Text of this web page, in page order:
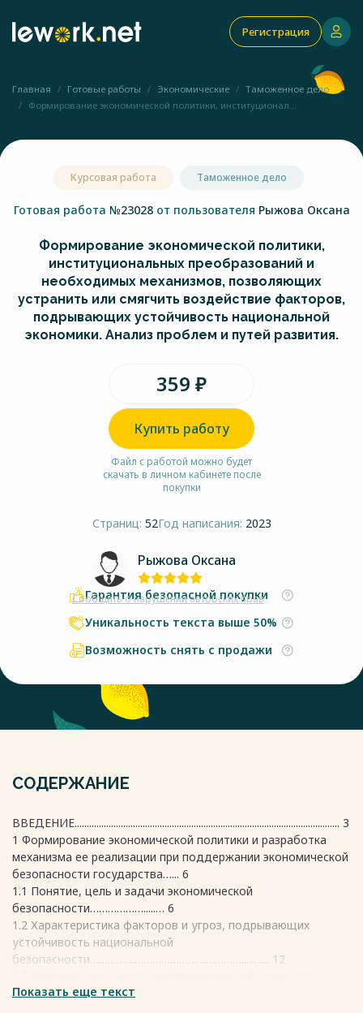
Регистрация
Главная Готовые работы Экономические
Таможенное дело
Формирование экономической политики, институционал...
Курсовая работа Таможенное дело
Готовая работа №23028 от пользователя Рыжова Оксана
Формирование экономической политики,
институциональных преобразований и
необходимых механизмов, позволяющих
устранить или смягчить воздействие факторов,
подрывающих устойчивость национальной
экономики. Анализ проблем и путей развития.
359 ₽
Купить работу
Файл с работой можно будет
скачать в личном кабинете после
покупки
Страниц: 52Год написания: 2023
Рыжова Оксана
Сообщить о нарушении авторских прав
Гарантия безопасной покупки
Уникальность текста выше 50%
Возможность снять с продажи
СОДЕРЖАНИЕ
ВВЕДЕНИЕ............................................................................................................. 3
1 Формирование экономической политики и разработка
механизма ее реализации при поддержании экономической
безопасности государства…... 6
1.1 Понятие, цель и задачи экономической
безопасности……………….....… 6
1.2 Характеристика факторов и угроз, подрывающих
устойчивость национальной
безопасности……………………………………………..…….. 12
устранению угроз и факторов экономической
Показать еще текст